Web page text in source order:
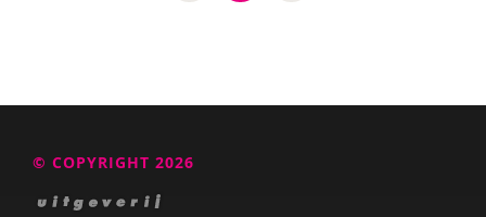
© COPYRIGHT 2026